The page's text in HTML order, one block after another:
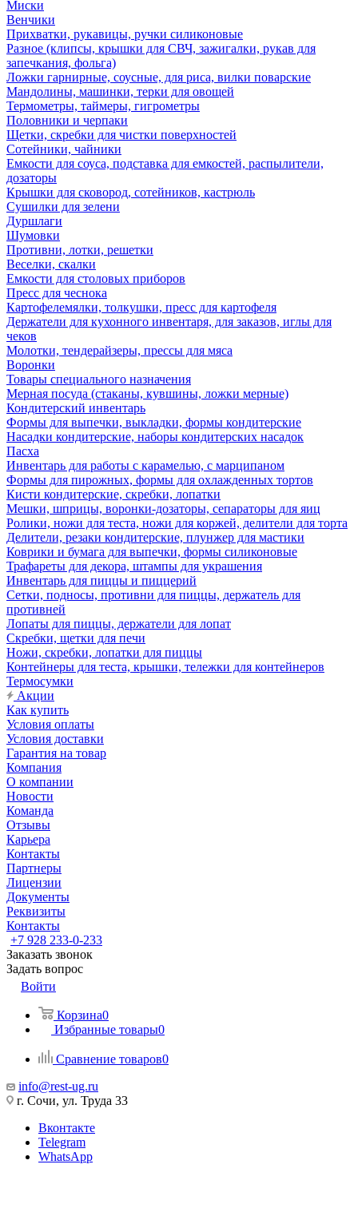
Миски
Венчики
Прихватки, рукавицы, ручки силиконовые
Разное (клипсы, крышки для СВЧ, зажигалки, рукав для
запечкания, фольга)
Ложки гарнирные, соусные, для риса, вилки поварские
Мандолины, машинки, терки для овощей
Термометры, таймеры, гигрометры
Половники и черпаки
Щетки, скребки для чистки поверхностей
Сотейники, чайники
Емкости для соуса, подставка для емкостей, распылители,
дозаторы
Крышки для сковород, сотейников, кастрюль
Сушилки для зелени
Дуршлаги
Шумовки
Противни, лотки, решетки
Веселки, скалки
Емкости для столовых приборов
Пресс для чеснока
Картофелемялки, толкушки, пресс для картофеля
Держатели для кухонного инвентаря, для заказов, иглы для
чеков
Молотки, тендерайзеры, прессы для мяса
Воронки
Товары специального назначения
Мерная посуда (стаканы, кувшины, ложки мерные)
Кондитерский инвентарь
Формы для выпечки, выкладки, формы кондитерские
Насадки кондитерские, наборы кондитерских насадок
Пасха
Инвентарь для работы с карамелью, с марципаном
Формы для пирожных, формы для охлажденных тортов
Кисти кондитерские, скребки, лопатки
Мешки, шприцы, воронки-дозаторы, сепараторы для яиц
Ролики, ножи для теста, ножи для коржей, делители для торта
Делители, резаки кондитерские, плунжер для мастики
Коврики и бумага для выпечки, формы силиконовые
Трафареты для декора, штампы для украшения
Инвентарь для пиццы и пиццерий
Сетки, подносы, противни для пиццы, держатель для
противней
Лопаты для пиццы, держатели для лопат
Скребки, щетки для печи
Ножи, скребки, лопатки для пиццы
Контейнеры для теста, крышки, тележки для контейнеров
Термосумки
Акции
Как купить
Условия оплаты
Условия доставки
Гарантия на товар
Компания
О компании
Новости
Команда
Отзывы
Карьера
Контакты
Партнеры
Лицензии
Документы
Реквизиты
Контакты
+7 928 233-0-233
Заказать звонок
Задать вопрос
Войти
Корзина0
Избранные товары0
Сравнение товаров0
info@rest-ug.ru
г. Сочи, ул. Труда 33
Вконтакте
Telegram
WhatsApp